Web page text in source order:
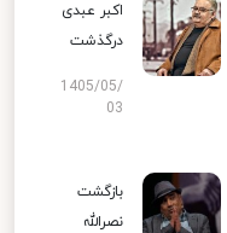
اکبر عبدی
درگذشت
1405/05/
03
بازگشت
نصرالله